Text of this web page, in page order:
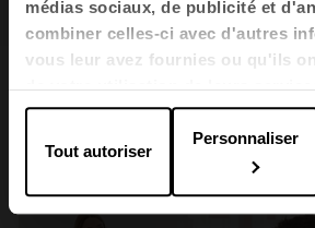
médias sociaux, de publicité et
combiner celles-ci avec d'autres
vous leur avez fournies ou qu'ils
de votre utilisation de leurs
Tout autoriser
Personnaliser
Power dans les espaces